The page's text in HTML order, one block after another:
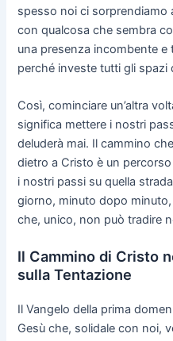
spesso noi ci sorprendiamo
con qualcosa che sembra
una presenza incombente
perché investe tutti gli spazi
Così, cominciare un’altra
significa mettere i nostri
deluderà mai. Il cammino
dietro a Cristo è un
i nostri passi su quella
giorno, minuto dopo
che, unico, non può tradire
Il Cammino di Cristo
sulla Tentazione
Il Vangelo della prima
Gesù che, solidale con noi,